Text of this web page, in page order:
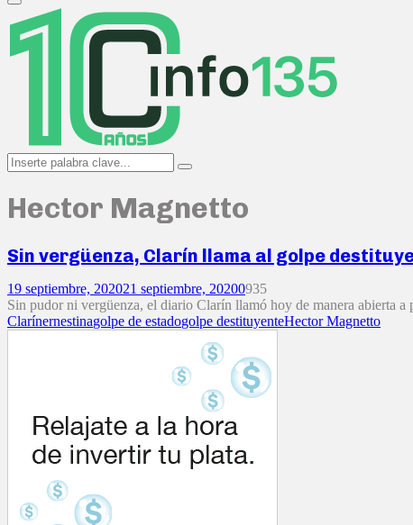
Primary
Menu
Search
for:
Search
Hector Magnetto
Sin vergüenza, Clarín llama al golpe
19 septiembre, 202021 septiembre, 20200935
Sin pudor ni vergüenza, el diario Clarín llamó hoy de manera abierta
Clarínernestinagolpe de estadogolpe destituyenteHector Magnetto